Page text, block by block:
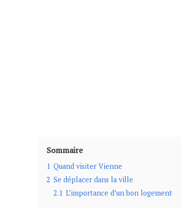
Sommaire
1 Quand visiter Vienne
2 Se déplacer dans la ville
2.1 L’importance d’un bon logement